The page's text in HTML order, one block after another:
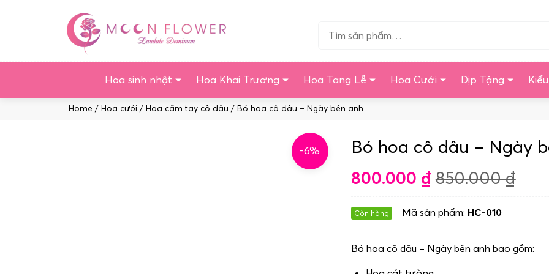
Tìm…
Hoa sinh nhật Hoa Khai Trương Hoa Tang Lễ Hoa Cưới Dịp Tặng
Home / Hoa cưới / Hoa cầm tay cô dâu / Bó hoa cô dâu – Ngày bên anh
-6% Bó hoa cô dâu – Ngày
800.000 ₫ 850.000₫
Còn hàng Mã sản phẩm: HC-010
Bó hoa cô dâu – Ngày bên anh bao gồm: